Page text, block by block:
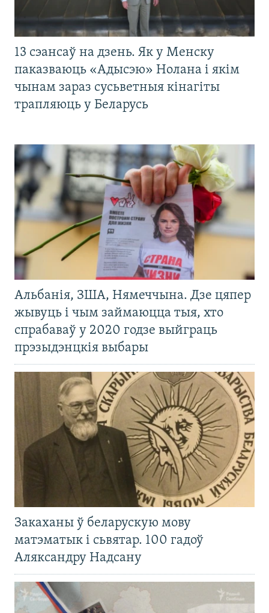
13 сэансаў на дзень. Як у Менску
паказваюць «Адысэю» Нолана і якім
чынам зараз сусьветныя кінагіты
трапляюць у Беларусь
Альбанія, ЗША, Нямеччына. Дзе цяпер
жывуць і чым займаюцца тыя, хто
спрабаваў у 2020 годзе выйграць
прэзыдэнцкія выбары
Закаханы ў беларускую мову
матэматык і сьвятар. 100 гадоў
Аляксандру Надсану